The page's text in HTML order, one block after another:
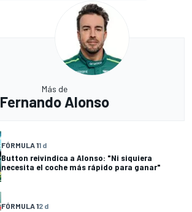
Más de
Fernando Alonso
FÓRMULA 11 d
Button reivindica a Alonso: "Ni siquiera
necesita el coche más rápido para ganar"
FÓRMULA 12 d